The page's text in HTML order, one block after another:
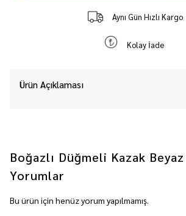
Aynı Gün Hızlı Kargo
Kolay İade
Ürün Açıklaması
Boğazlı Düğmeli Kazak Beyaz
Yorumlar
Bu ürün için henüz yorum yapılmamış.